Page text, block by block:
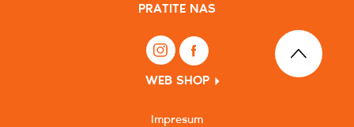
PRATITE NAS
WEB SHOP
Impresum